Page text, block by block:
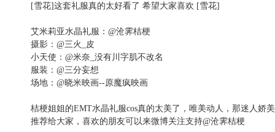
[雪花]这套礼服真的太好看了 希望大家喜欢 [雪花]
艾米莉亚水晶礼服：@沧霁桔梗
摄影：@三火_皮
小天使：@米奈_没有川字肌不改名
服装：@三分妄想
场地：@晓米映画--原魔疯映画
桔梗姐姐的EMT水晶礼服cos真的太美了，唯美动人，那迷人娇
推荐给大家，喜欢的朋友可以来微博关注支持@沧霁桔梗